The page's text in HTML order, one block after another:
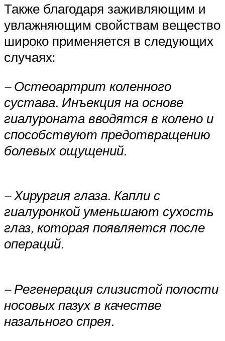
Также благодаря заживляющим и
увлажняющим свойствам вещество
широко применяется в следующих
случаях:
– Остеоартрит коленного
сустава. Инъекция на основе
гиалуроната вводятся в колено и
способствуют предотвращению
болевых ощущений.
– Хирургия глаза. Капли с
гиалуронкой уменьшают сухость
глаз, которая появляется после
операций.
– Регенерация слизистой полости
носовых пазух в качестве
назального спрея.